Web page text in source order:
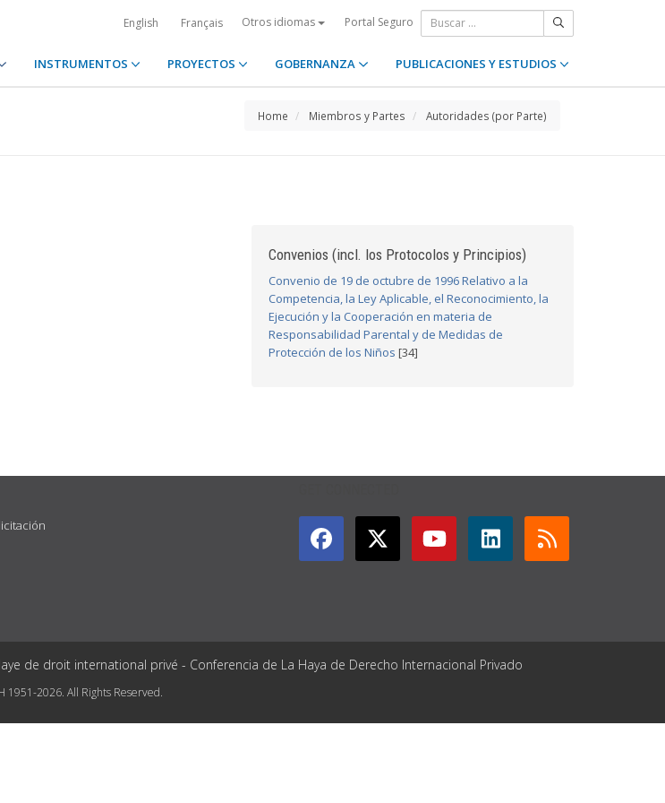
English Français Otros idiomas Portal Seguro
INSTRUMENTOS PROYECTOS GOBERNANZA PUBLICACIONES Y ESTUDIOS
Home Miembros y Partes Autoridades (por Parte)
Convenios (incl. los Protocolos y Principios)
Convenio de 19 de octubre de 1996 Relativo a la
Competencia, la Ley Aplicable, el Reconocimiento, la
Ejecución y la Cooperación en materia de
Responsabilidad Parental y de Medidas de
Protección de los Niños [34]
de droit international privé - Conferencia de La Haya de Derecho Internacional Privado
1951-2026. All Rights Reserved.